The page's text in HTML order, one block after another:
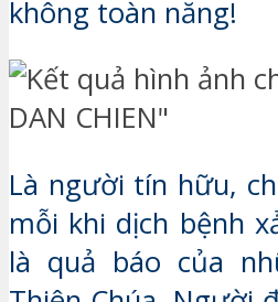
không toàn năng!
Là người tín hữu,
mỗi khi dịch bệnh
là quả báo của